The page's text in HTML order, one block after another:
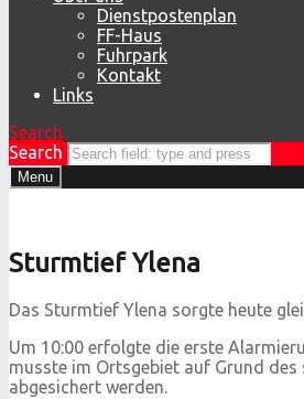
Dienstpostenplan
FF-Haus
Fuhrpark
Kontakt
Links
Search
Search
Menu
Sturmtief Ylena
Das Sturmtief Ylena sorgte heute
Um 10:00 erfolgte die erste
musste im Ortsgebiet auf Grund des
abgesichert werden.